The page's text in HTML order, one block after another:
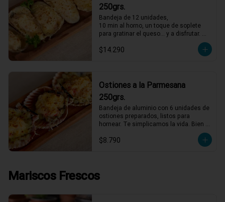
250grs.
Bandeja de 12 unidades,
10 min al horno, un toque de soplete
para gratinar el queso… y a disfrutar.
$14.290
Ostiones a la Parmesana
250grs.
Bandeja de aluminio con 6 unidades de
ostiones preparados, listos para
hornear. Te simplicamos la vida. Bien
minutos y servir.
$8.790
Mariscos Frescos